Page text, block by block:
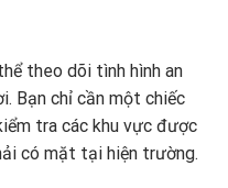
theo dõi tình hình an
Bạn chỉ cần một chiếc
tra các khu vực được
có mặt tại hiện trường.